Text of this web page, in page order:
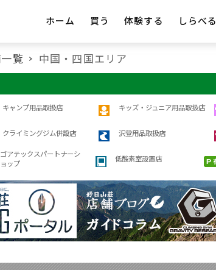
ホーム 買う 体験する しらべる
覧
中国・四国エリア
キャンプ用品取扱店 キッズ・ジュニア用品取扱店
クライミングジム併設店 沢登用品取扱店
ゴアテックスパートナーシ
ョップ
低酸素室設置店